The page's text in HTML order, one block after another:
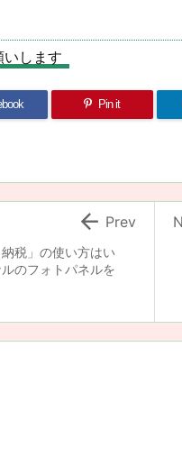
いします
Pin it
税」の使い方はい
のフォトパネルを
 Prev